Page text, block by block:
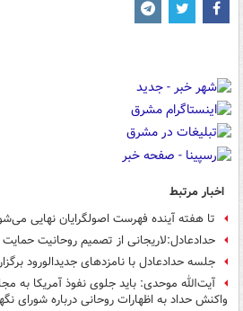
اخبار مرتبط
تا هفته آینده فهرست اصولگرایان نهایی
حدادعادل:لاریجانی از تصمیم روحانیت
جلسه حدادعادل با نامزدهای جدیدالورود
آیت‌الله موحدی: باید جلوی نفوذ آمریکا به
واکنش حداد به اظهارات روحانی درباره شورای